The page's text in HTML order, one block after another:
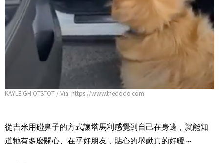
KAYLEIGH OTSTOT / Via https://www.thedodo.com
從吉米用碰鼻子的方式讓塔馬利感覺到自己在身邊，就能知
道牠有多麼關心、在乎好朋友，貼心的舉動真的好暖～